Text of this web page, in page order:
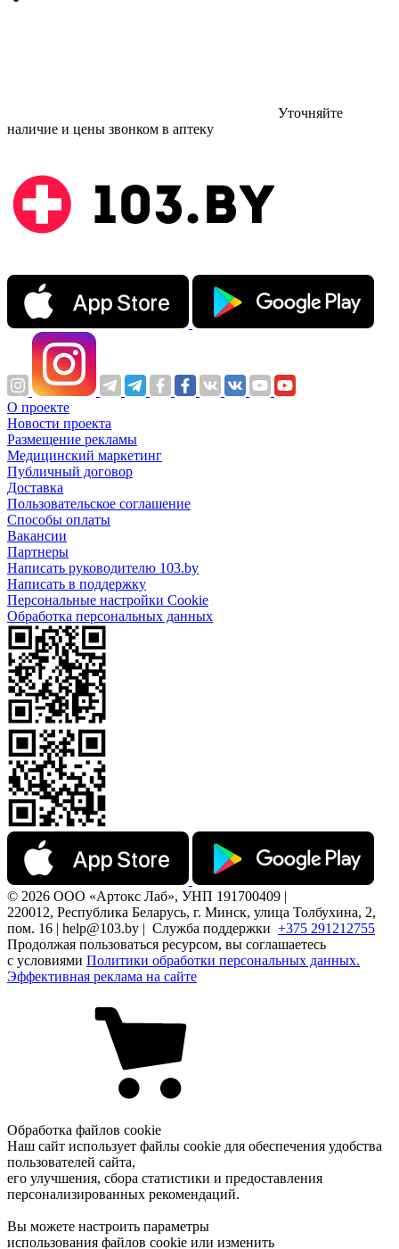
Уточняйте
наличие и цены звонком в аптеку
О проекте
Новости проекта
Размещение рекламы
Медицинский маркетинг
Публичный договор
Доставка
Пользовательское соглашение
Способы оплаты
Вакансии
Партнеры
Написать руководителю 103.by
Написать в поддержку
Персональные настройки Cookie
Обработка персональных данных
© 2026 ООО «Артокс Лаб», УНП 191700409 |
220012, Республика Беларусь, г. Минск, улица Толбухина, 2,
пом. 16 | help@103.by | Служба поддержки +375 291212755
Продолжая пользоваться ресурсом, вы соглашаетесь
с условиями Политики обработки персональных данных.
Эффективная реклама на сайте
Обработка файлов cookie
Наш сайт использует файлы cookie для обеспечения удобства
пользователей сайта,
его улучшения, сбора статистики и предоставления
персонализированных рекомендаций.
Вы можете настроить параметры
использования файлов cookie или изменить